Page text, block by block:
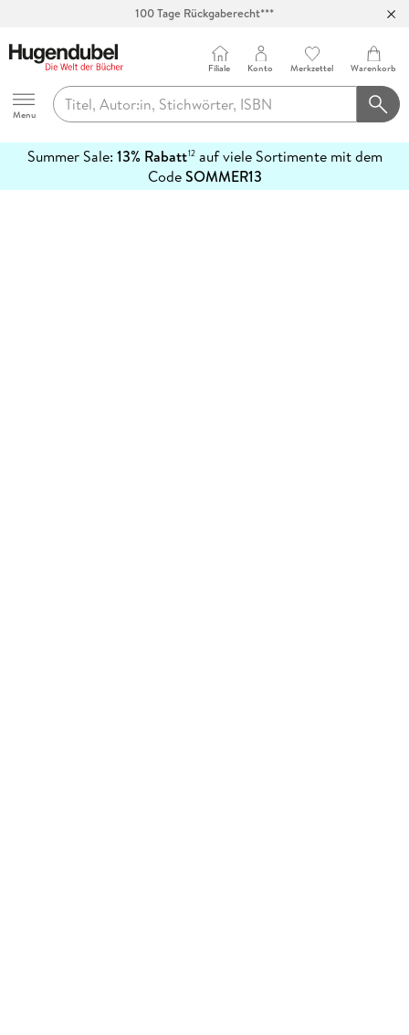
100 Tage Rückgaberecht***
Hugendubel
Menu
Filiale Konto Merkzettel Warenkorb
Summer Sale: 13% Rabatt12auf viele Sortimente mit dem
CodeSOMMER13
erfahren